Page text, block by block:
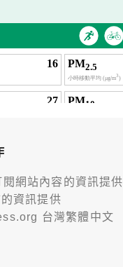
閱網站內容的資訊提供
資訊提供
台灣繁體中文